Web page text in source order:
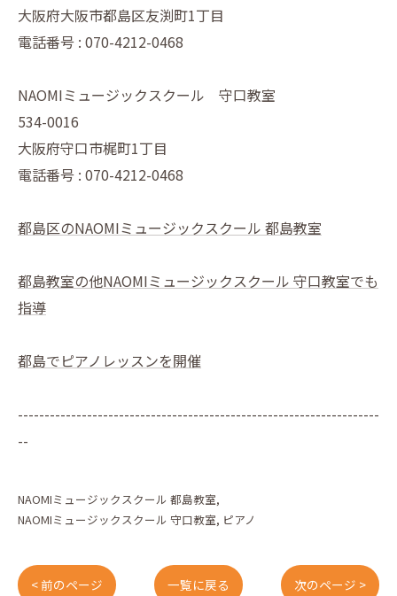
大阪府大阪市都島区友渕町1丁目
電話番号 : 070-4212-0468
NAOMIミュージックスクール 守口教室
534-0016
大阪府守口市梶町1丁目
電話番号 : 070-4212-0468
都島区のNAOMIミュージックスクール 都島教室
都島教室の他NAOMIミュージックスクール 守口教室でも
指導
都島でピアノレッスンを開催
--------------------------------------------------------------------
--
NAOMIミュージックスクール 都島教室
NAOMIミュージックスクール 守口教室 ピアノ
< 前のページ 一覧に戻る 次のページ >